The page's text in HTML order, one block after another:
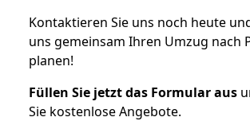
Kontaktieren Sie uns noch heute
uns gemeinsam Ihren Umzug nach
planen!
Füllen Sie jetzt das Formular aus
Sie kostenlose Angebote.